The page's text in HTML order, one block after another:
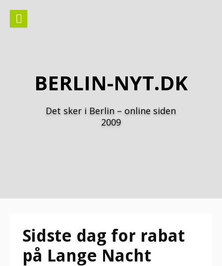
indhold
BERLIN-NYT.DK
Det sker i Berlin – online siden
2009
Sidste dag for rabat
på Lange Nacht